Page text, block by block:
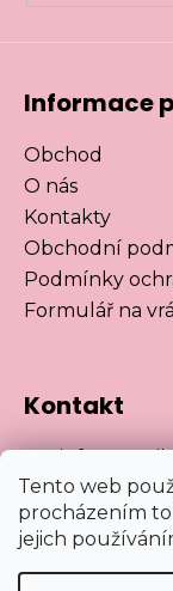
Tento web
procházením
jejich
Informace
Obchod
O nás
Kontakty
Obchodní
Podmínky
Formulář na
Kontakt
info@
https://
satnikuanet